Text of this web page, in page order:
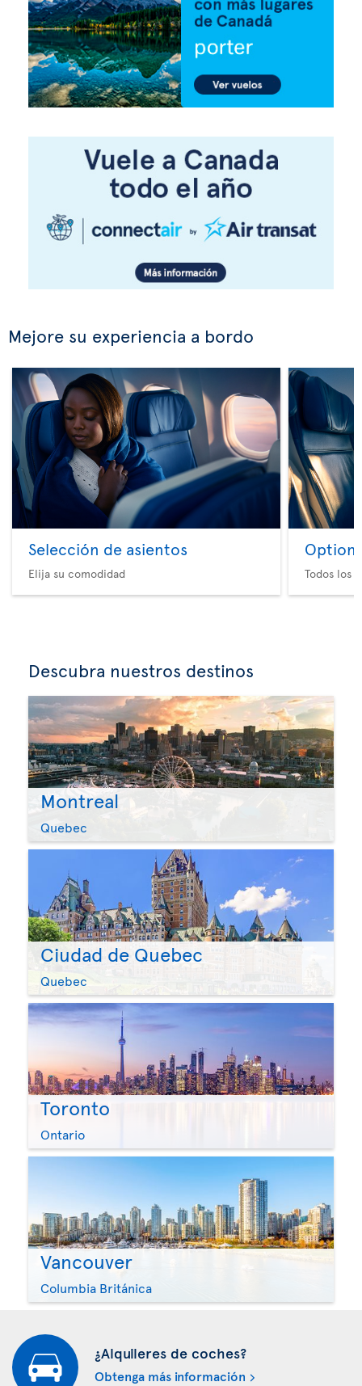
Mejore su experiencia a bordo
Selección de asientos
Elija su comodidad
Option
Todos los
Descubra nuestros destinos
Montreal
Quebec
Ciudad de Quebec
Quebec
Toronto
Ontario
Vancouver
Columbia Británica
¿Alquileres de coches?
Obtenga más información